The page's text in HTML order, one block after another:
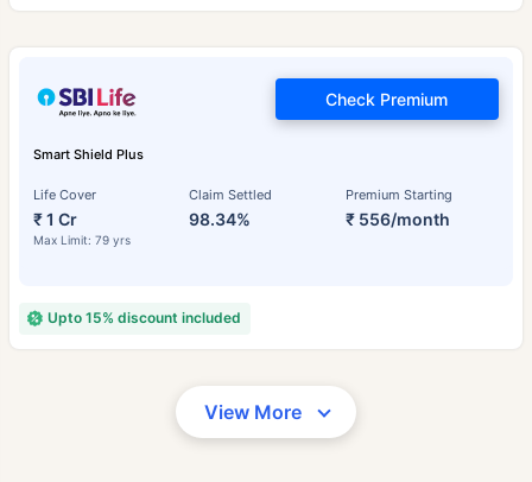
Smart Shield Plus
Life Cover
₹ 1 Cr
Max Limit: 79 yrs
Claim Settled
98.34%
Premium Starting
₹ 556/month
Check Premium
Upto 15% discount included
View More